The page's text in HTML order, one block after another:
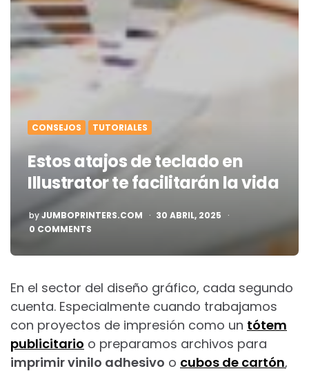
CONSEJOS TUTORIALES
Estos atajos de teclado en
Illustrator te facilitarán la vida
POSTED
BY
byJUMBOPRINTERS.COM
30 ABRIL, 2025
0 COMMENTS
En el sector del diseño gráfico, cada segundo
cuenta. Especialmente cuando trabajamos
con proyectos de impresión como un tótem
publicitario o preparamos archivos para
imprimir vinilo adhesivo o cubos de cartón,